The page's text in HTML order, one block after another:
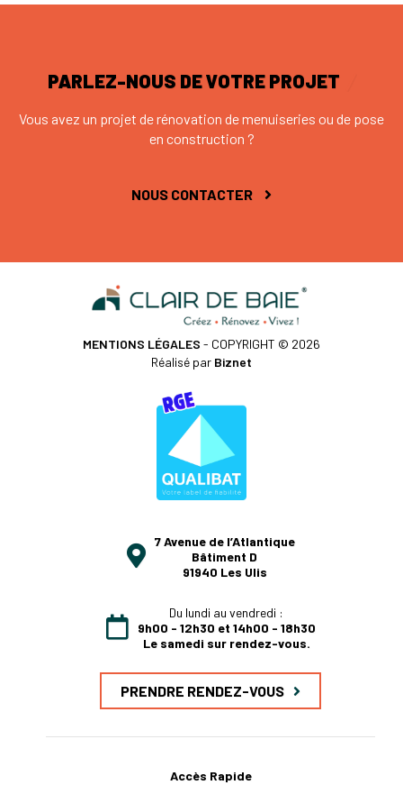
PARLEZ-NOUS DE VOTRE PROJET
Vous avez un projet de rénovation de menuiseries ou de pose
en construction ?
NOUS CONTACTER
7 Avenue de l’Atlantique
Bâtiment D
91940 Les Ulis
Du lundi au vendredi :
9h00 - 12h30 et 14h00 - 18h30
Le samedi sur rendez-vous.
PRENDRE RENDEZ-VOUS
MENTIONS LÉGALES - COPYRIGHT © 2026
Réalisé par Biznet
Accès Rapide